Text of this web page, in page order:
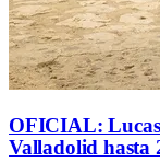
OFICIAL:
Valladolid hasta